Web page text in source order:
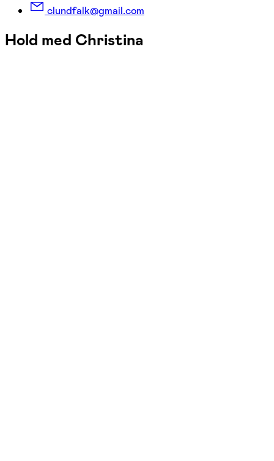
clundfalk@gmail.com
Hold med Christina